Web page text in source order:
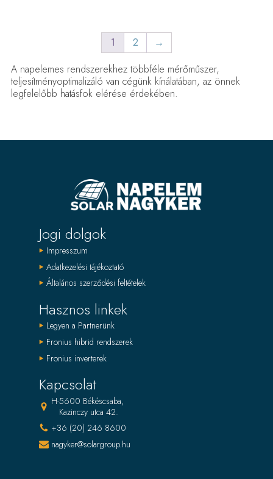
1 2
→
A napelemes rendszerekhez többféle mérőműszer,
teljesítményoptimalizáló van cégünk kínálatában, az önnek
legfelelőbb hatásfok elérése érdekében.
Jogi dolgok
Impresszum
Adatkezelési tájékoztató
Általános szerződési feltételek
Hasznos linkek
Legyen a Partnerünk
Fronius hibrid rendszerek
Fronius inverterek
Kapcsolat
H-5600 Békéscsaba,
Kazinczy utca 42.
+36 (20) 246 8600
nagyker@solargroup.hu